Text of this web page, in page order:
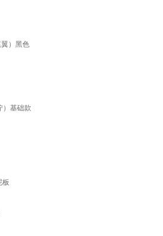
）黑色
）基础款
板